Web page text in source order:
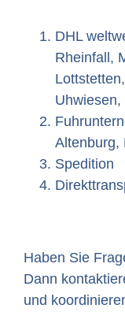
DHL
Rheinfall,
Altenburg,
Spedition
Haben Sie
Dann
und